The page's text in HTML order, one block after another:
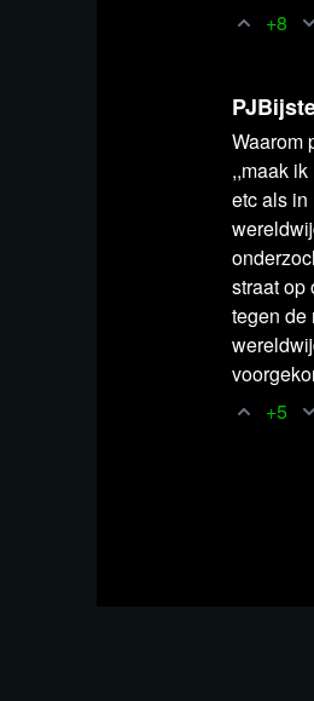
Artikel Daily
deploying facial
most states)
Video
photo on a
Video World
Artikel Nu.nl
opnieuw voor
+8
Waarom
,,maak
etc als in
straat op
tegen de
+5